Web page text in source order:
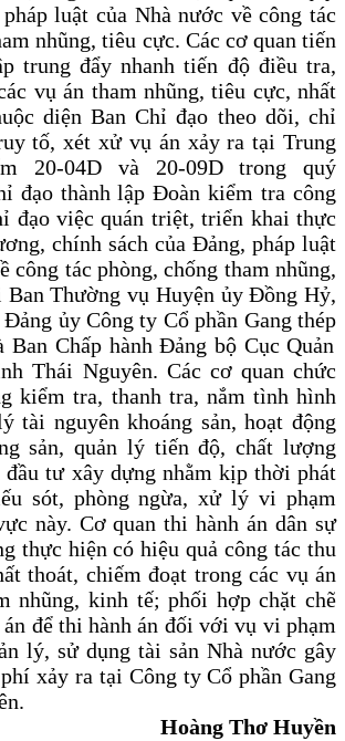
luật của Nhà nước về công tác
nhũng, tiêu cực. Các cơ quan tiến
trung đẩy nhanh tiến độ điều tra,
vụ án tham nhũng, tiêu cực, nhất
diện Ban Chỉ đạo theo dõi, chỉ
tố, xét xử vụ án xảy ra tại Trung
20-04D và 20-09D trong quý
đạo thành lập Đoàn kiểm tra công
đạo việc quán triệt, triển khai thực
chính sách của Đảng, pháp luật
công tác phòng, chống tham nhũng,
Thường vụ Huyện ủy Đồng Hỷ,
Đảng ủyCông ty Cổ phần Gang thép
Ban Chấp hành Đảng bộ Cục Quản
Thái Nguyên. Các cơ quan chức
kiểm tra, thanh tra, nắm tình hình
tài nguyên khoáng sản, hoạt động
sản, quản lý tiến độ, chất lượng
đầu tư xây dựng nhằm kịp thời phát
sót, phòng ngừa, xử lý vi phạm
này. Cơ quanthi hành án dân sự
thực hiện có hiệu quả công tác thu
thoát, chiếm đoạt trong các vụ án
nhũng, kinh tế; phối hợp chặt chẽ
để thi hành án đối với vụ vi phạm
lý, sử dụng tài sản Nhà nước gây
xảy ra tại Công tyCổ phần Gang
Hoàng Thơ Huyền